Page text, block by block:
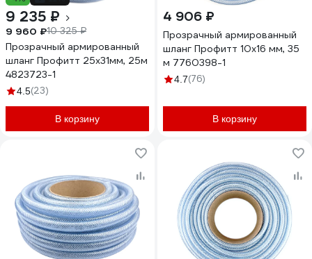
9 235 ₽
9 960 ₽10 325 ₽
Прозрачный армированный
шланг Профитт 25х31мм, 25м
4823723-1
4.5(23)
В корзину
4 906 ₽
Прозрачный армированный
шланг Профитт 10х16 мм, 35
м 7760398-1
4.7(76)
В корзину